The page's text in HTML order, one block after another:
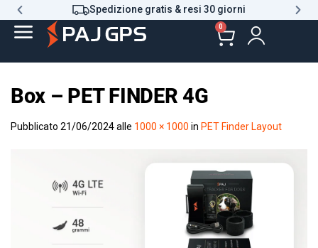
Spedizione gratis & resi 30 giorni
0
Box – PET FINDER 4G
Pubblicato 21/06/2024alle 1000 × 1000 in PET Finder Layout